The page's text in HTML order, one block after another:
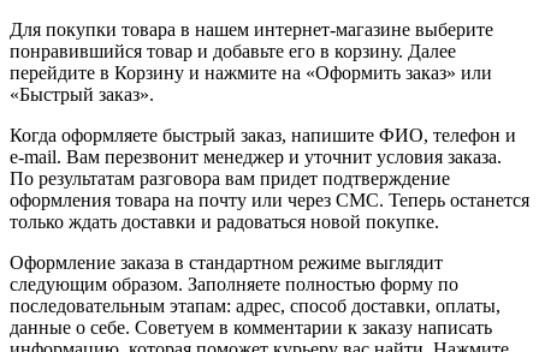
Для покупки товара в нашем интернет-магазине выберите
понравившийся товар и добавьте его в корзину. Далее
перейдите в Корзину и нажмите на «Оформить заказ» или
«Быстрый заказ».
Когда оформляете быстрый заказ, напишите ФИО, телефон и
e-mail. Вам перезвонит менеджер и уточнит условия заказа.
По результатам разговора вам придет подтверждение
оформления товара на почту или через СМС. Теперь останется
только ждать доставки и радоваться новой покупке.
Оформление заказа в стандартном режиме выглядит
следующим образом. Заполняете полностью форму по
последовательным этапам: адрес, способ доставки, оплаты,
данные о себе. Советуем в комментарии к заказу написать